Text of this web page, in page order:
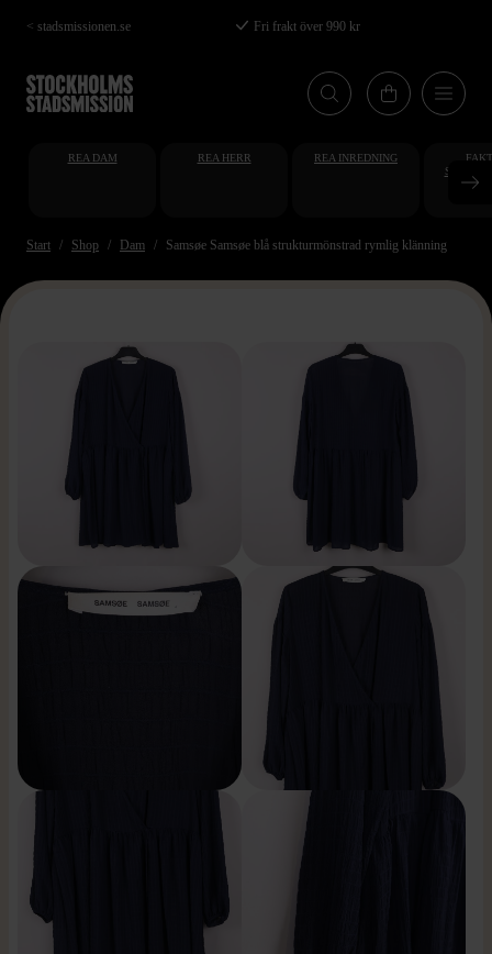
Hoppa
till
huvudinnehåll
< stadsmissionen.se Fri frakt över 990 kr
REA DAM REA HERR REA INREDNING
Start Shop Dam Samsøe Samsøe blå strukturmönstrad rymlig klänning